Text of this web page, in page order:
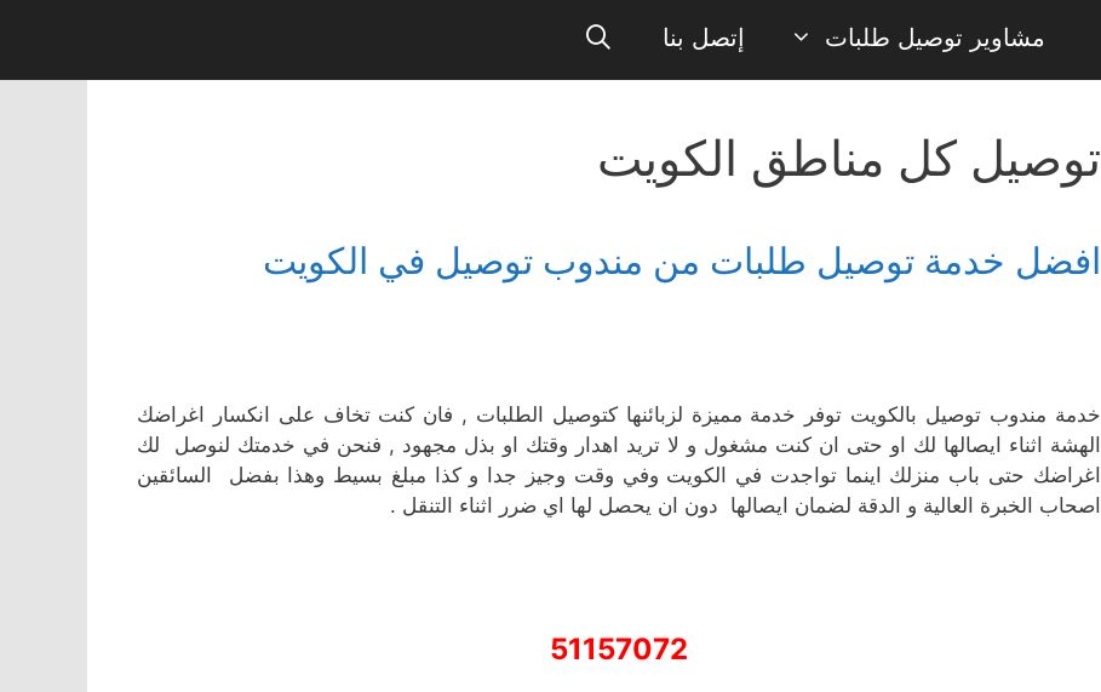
مشاوير توصيل طلبات إتصل بنا
توصيل كل مناطق الكويت
افضل خدمة توصيل طلبات من مندوب توصيل في الكويت
خدمة مندوب توصيل بالكويت توفر خدمة مميزة لزبائنها كتوصيل الطلبات , فان كنت تخاف على انكسار اغراضك
الهشة اثناء ايصالها لك او حتى ان كنت مشغول و لا تريد اهدار وقتك او بذل مجهود , فنحن في خدمتك لنوصل لك
اغراضك حتى باب منزلك اينما تواجدت في الكويت وفي وقت وجيز جدا و كذا مبلغ بسيط وهذا بفضل السائقين
اصحاب الخبرة العالية و الدقة لضمان ايصالها دون ان يحصل لها اي ضرر اثناء التنقل .
51157072